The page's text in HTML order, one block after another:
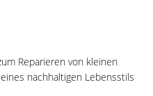
Reparieren von kleinen
nachhaltigen Lebensstils